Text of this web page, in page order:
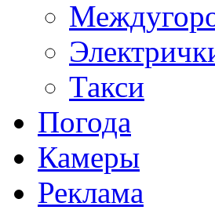
Такси
Погода
Камеры
Реклама